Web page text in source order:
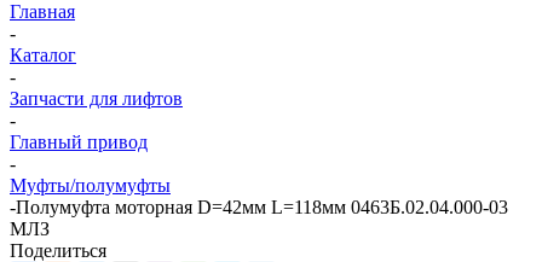
Главная
-
Каталог
-
Запчасти для лифтов
-
Главный привод
-
Муфты/полумуфты
-Полумуфта моторная D=42мм L=118мм 0463Б.02.04.000-03
МЛЗ
Поделиться